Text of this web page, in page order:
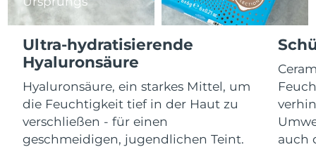
Ultra-hydratisierende
Hyaluronsäure
Hyaluronsäure, ein starkes Mittel, um
die Feuchtigkeit tief in der Haut zu
verschließen - für einen
geschmeidigen, jugendlichen Teint.
auch
11/08/2026
Israel
Erwartete Lieferung
13/08/2026
Italien
Erwartete Lieferung
09/08/2026
Japan
Erwartete Lieferung